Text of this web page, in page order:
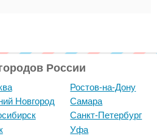
России
Новгород
Ростов-на-Дону
Самара
Санкт-Петербург
Уфа